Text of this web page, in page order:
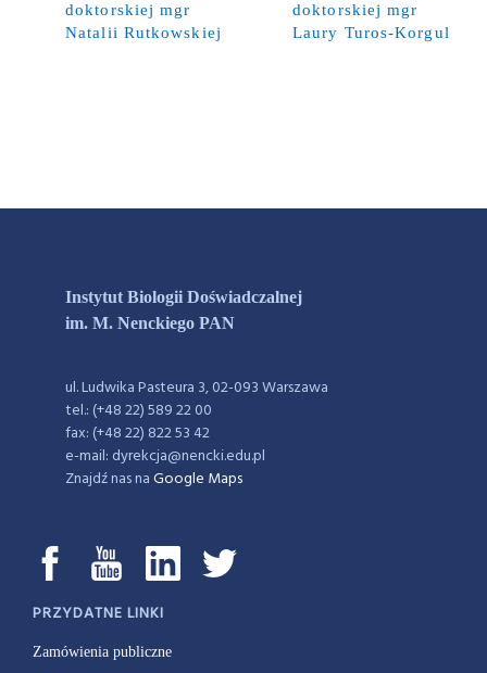
doktorskiej mgr
Natalii Rutkowskiej
doktorskiej mgr
Laury Turos-Korgul
Instytut Biologii Doświadczalnej
im. M. Nenckiego PAN
ul. Ludwika Pasteura 3, 02-093 Warszawa
tel.: (+48 22) 589 22 00
fax: (+48 22) 822 53 42
e-mail: dyrekcja@nencki.edu.pl
Znajdź nas naGoogle Maps
PRZYDATNE LINKI
Zamówienia publiczne